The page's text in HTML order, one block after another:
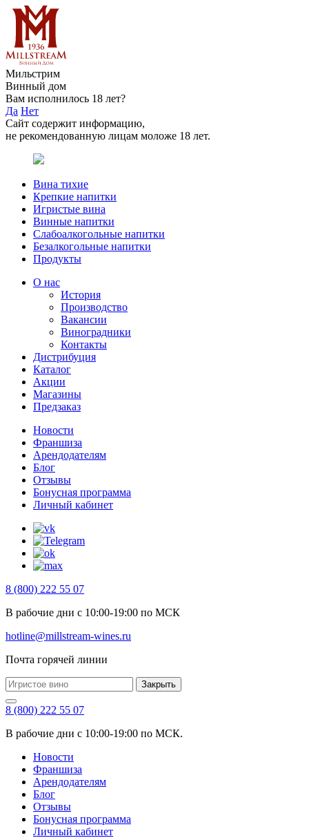
Мильстрим
Винный дом
Вам исполнилось 18 лет?
Да Нет
Сайт содержит информацию,
не рекомендованную лицам моложе 18 лет.
Вина тихие
Крепкие напитки
Игристые вина
Винные напитки
Слабоалкогольные напитки
Безалкогольные напитки
Продукты
О нас
История
Производство
Вакансии
Виноградники
Контакты
Дистрибуция
Каталог
Акции
Магазины
Предзаказ
Новости
Франшиза
Арендодателям
Блог
Отзывы
Бонусная программа
Личный кабинет
8 (800) 222 55 07
В рабочие дни с 10:00-19:00 по МСК
hotline@millstream-wines.ru
Почта горячей линии
Закрыть
8 (800) 222 55 07
В рабочие дни с 10:00-19:00 по МСК.
Новости
Франшиза
Арендодателям
Блог
Отзывы
Бонусная программа
Личный кабинет